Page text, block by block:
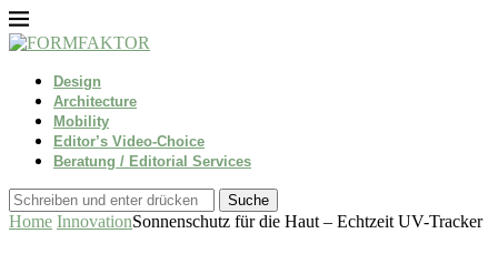
Design
Architecture
Mobility
Editor’s Video-Choice
Beratung / Editorial Services
Suche
Home InnovationSonnenschutz für die Haut – Echtzeit UV-Tracker